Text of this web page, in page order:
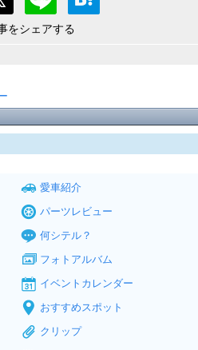
をシェアする
愛車紹介
パーツレビュー
何シテル？
フォトアルバム
イベントカレンダー
おすすめスポット
クリップ